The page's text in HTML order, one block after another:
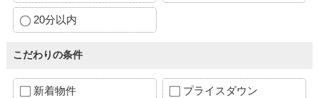
20分以内
こだわりの条件
新着物件 プライスダウン